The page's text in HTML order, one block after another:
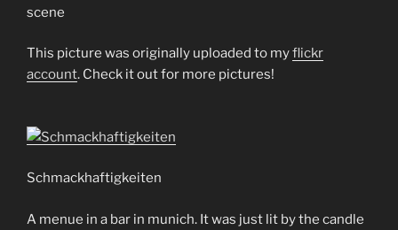
scene
This picture was originally uploaded to myflickr
account. Check it out for more pictures!
Schmackhaftigkeiten
A menue in a bar in munich. It was just lit by the candle